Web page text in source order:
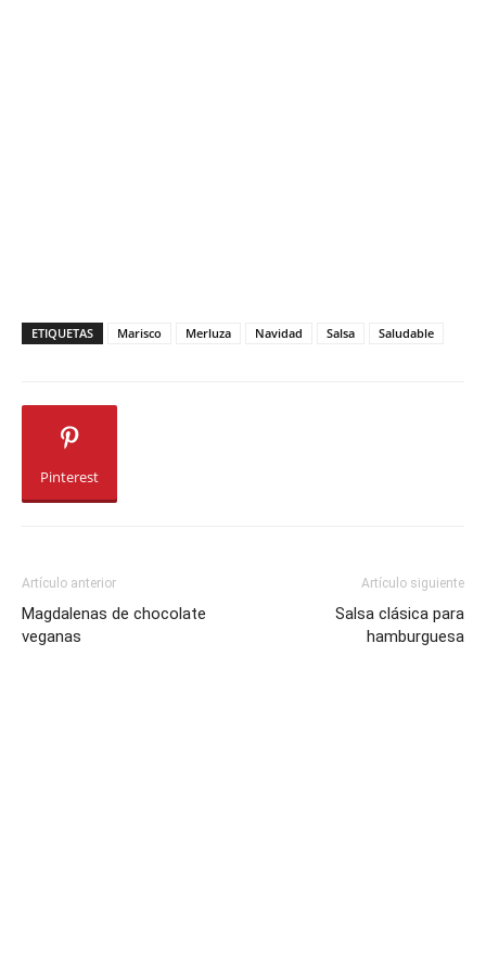
ETIQUETAS Marisco Merluza Navidad Salsa Saludable
Pinterest
Artículo anterior
Magdalenas de chocolate
veganas
Artículo siguiente
Salsa clásica para
hamburguesa